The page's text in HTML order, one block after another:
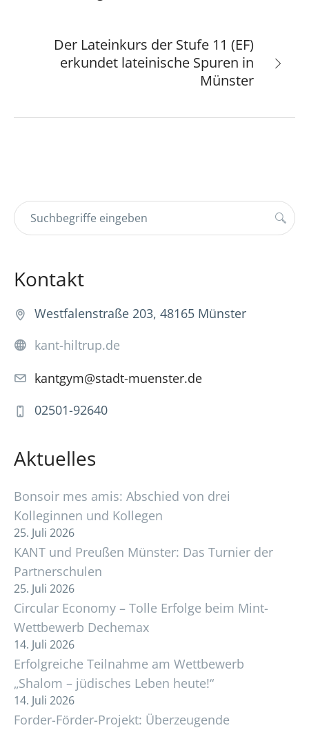
Der Lateinkurs der Stufe 11 (EF)
erkundet lateinische Spuren in
Münster
Kontakt
Westfalenstraße 203, 48165 Münster
kant-hiltrup.de
kantgym@stadt-muenster.de
02501-92640
Aktuelles
Bonsoir mes amis: Abschied von drei
Kolleginnen und Kollegen
25. Juli 2026
KANT und Preußen Münster: Das Turnier der
Partnerschulen
25. Juli 2026
Circular Economy – Tolle Erfolge beim Mint-
Wettbewerb Dechemax
14. Juli 2026
Erfolgreiche Teilnahme am Wettbewerb
„Shalom – jüdisches Leben heute!“
14. Juli 2026
Forder-Förder-Projekt: Überzeugende